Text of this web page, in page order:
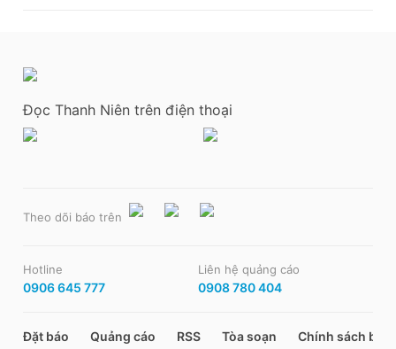
Đọc Thanh Niên trên điện thoại
Theo dõi báo trên
Hotline
0906 645 777
Liên hệ quảng cáo
0908 780 404
Đặt báo Quảng cáo RSS Tòa soạn Chính sách bảo